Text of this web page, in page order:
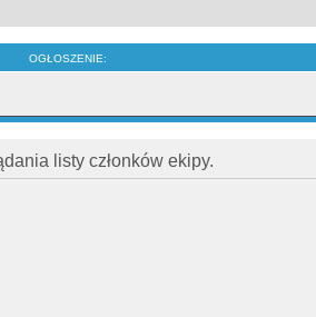
OGŁOSZENIE:
listy członków ekipy.